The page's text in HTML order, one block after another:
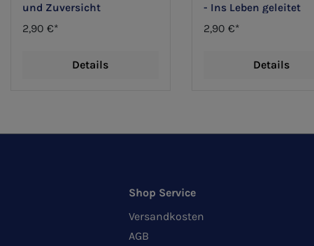
und Zuversicht
2,90 €*
Details
- Ins Leben geleitet
2,90 €*
Details
Shop Service
Versandkosten
AGB